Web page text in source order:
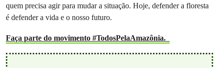
quem precisa agir para mudar a situação. Hoje, defender a floresta
é defender a vida e o nosso futuro.
Faça parte do movimento #TodosPelaAmazônia.